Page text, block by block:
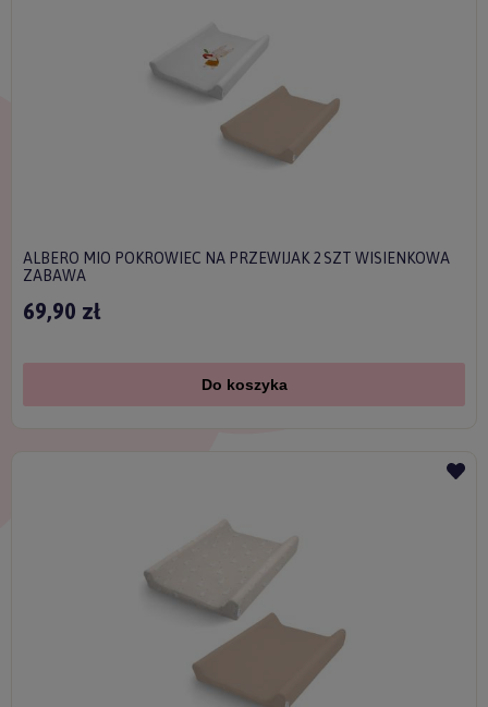
ALBERO MIO POKROWIEC NA PRZEWIJAK 2 SZT WISIENKOWA
ZABAWA
69,90 zł
Do koszyka